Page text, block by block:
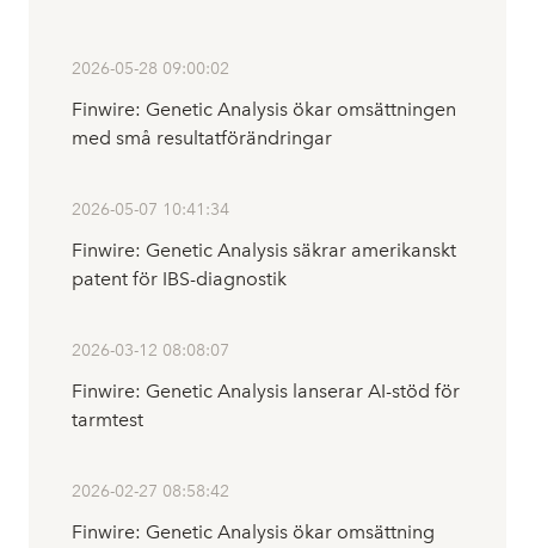
2026-05-28 09:00:02
Finwire: Genetic Analysis ökar omsättningen
med små resultatförändringar
2026-05-07 10:41:34
Finwire: Genetic Analysis säkrar amerikanskt
patent för IBS-diagnostik
2026-03-12 08:08:07
Finwire: Genetic Analysis lanserar AI-stöd för
tarmtest
2026-02-27 08:58:42
Finwire: Genetic Analysis ökar omsättning